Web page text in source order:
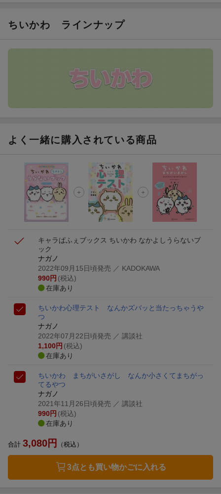
ト山分け
条件達成で楽天限定・宝塚歌劇 宙組貸切公演ペアチケット
ちいかわ ラインナップ
よく一緒に購入されている商品
キャラぱふぇブックス ちいかわ なかよしうらないブ
ック
ナガノ
2022年09月15日頃発売 ／ KADOKAWA
990円 (税込)
在庫あり
ちいかわ心理テスト なんかズバッと当たっちゃうや
つ
ナガノ
2022年07月22日頃発売 ／ 講談社
1,100円 (税込)
在庫あり
ちいかわ まちがいさがし なんか小さくてまちがっ
てるやつ
ナガノ
2021年11月26日頃発売 ／ 講談社
990円 (税込)
在庫あり
合計 3,080円 （税込）
3点とも買い物かごに入れる